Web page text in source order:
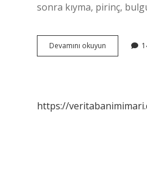
sonra kıyma, pirinç,
Devamını okuyun Mumbar
Yapılırken
https://